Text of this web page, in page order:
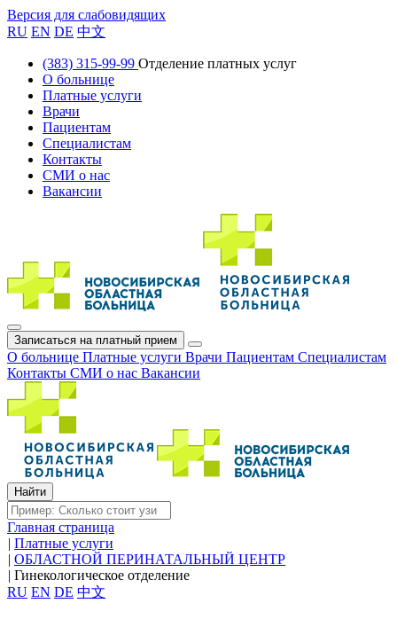
Версия для слабовидящих
RU EN DE 中文
(383) 315-99-99 Отделение платных услуг
О больнице
Платные услуги
Врачи
Пациентам
Специалистам
Контакты
СМИ о нас
Вакансии
Записаться на платный прием
О больнице Платные услуги Врачи Пациентам Специалистам
Контакты СМИ о нас Вакансии
Главная страница
| Платные услуги
| ОБЛАСТНОЙ ПЕРИНАТАЛЬНЫЙ ЦЕНТР
| Гинекологическое отделение
RU EN DE 中文